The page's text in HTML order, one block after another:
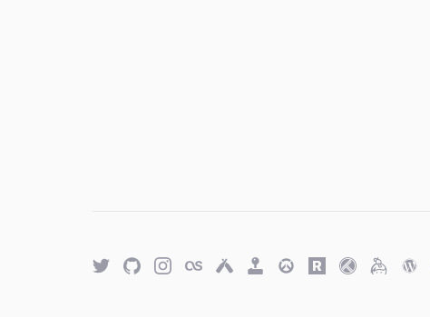
TwitterGitHubTwitterLast.fmUntappd
RetroOverwatch
Rawg.ioTraktKeybase